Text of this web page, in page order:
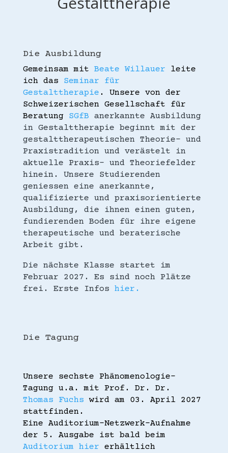
Die Ausbildung
Gemeinsam mit Beate Willauer leite
ich das Seminar für
Gestalttherapie . Unsere von der
Schweizerischen Gesellschaft für
Beratung SGfB anerkannte Ausbildung
in Gestalttherapie beginnt mit der
gestalttherapeutischen Theorie- und
Praxistradition und verästelt in
aktuelle Praxis- und Theoriefelder
hinein. Unsere Studierenden
geniessen eine anerkannte,
qualifizierte und praxisorientierte
Ausbildung, die ihnen einen guten,
fundierenden Boden für ihre eigene
therapeutische und beraterische
Arbeit gibt.
Die nächste Klasse startet im
Februar 2027. Es sind noch Plätze
frei. Erste Infos hier.
Die Tagung
Unsere sechste Phänomenologie-
Thomas Fuchs wird am 03. April 2027
stattfinden.
Eine Auditorium-Netzwerk-Aufnahme
Auditorium hier erhältlich